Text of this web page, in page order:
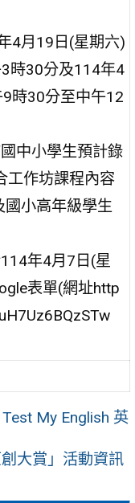
4月19日(星期六)
時30分及114年4
時30分至中午12
中小學生預計錄
工作坊課程內容
小高年級學生
年4月7日(星
表單(網址http
My English 英
創大賞」活動資訊